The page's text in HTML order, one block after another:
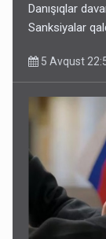
Danışıqlar
Sanksiyalar
5 Avqust